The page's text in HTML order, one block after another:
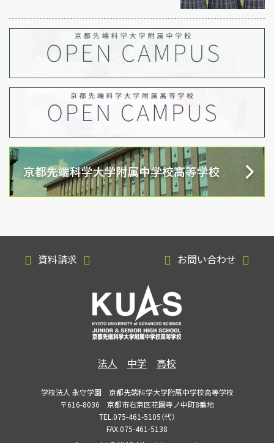
資料請求 お問い合わせ
法人 中学 高校
学校法人 永守学園 京都先端科学大学附属中学校高等学校
〒616-8036 京都市右京区花園寺ノ中町8番地
TEL.075-461-5105（代）
FAX.075-461-5138